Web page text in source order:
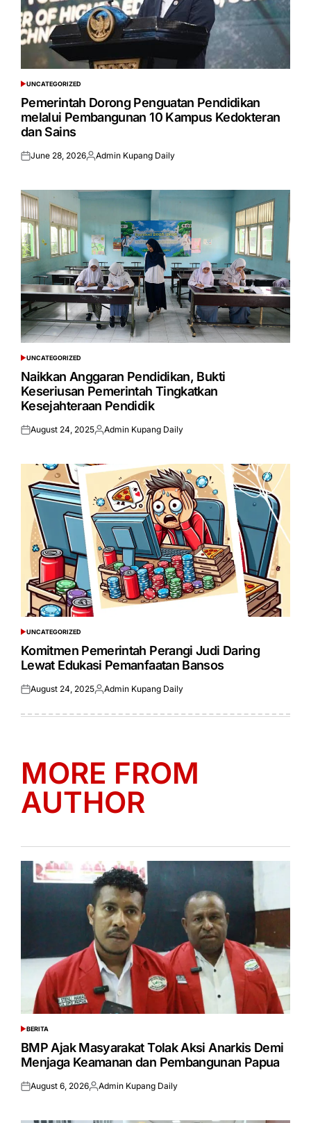
POSTED
IN
UNCATEGORIZED
Pemerintah Dorong Penguatan Pendidikan
melalui Pembangunan 10 Kampus Kedokteran
dan Sains
Posted
June 28, 2026Posted
Admin Kupang Daily
POSTED
IN
UNCATEGORIZED
Naikkan Anggaran Pendidikan, Bukti
Keseriusan Pemerintah Tingkatkan
Kesejahteraan Pendidik
Posted
August 24, 2025Posted
Admin Kupang Daily
POSTED
IN
UNCATEGORIZED
Komitmen Pemerintah Perangi Judi Daring
Lewat Edukasi Pemanfaatan Bansos
Posted
August 24, 2025Posted
Admin Kupang Daily
MORE FROM
AUTHOR
POSTED
IN
BERITA
BMP Ajak Masyarakat Tolak Aksi Anarkis Demi
Menjaga Keamanan dan Pembangunan Papua
Posted
August 6, 2026Posted
Admin Kupang Daily